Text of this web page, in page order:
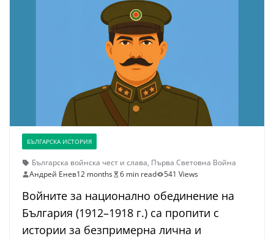
БЪЛГАРСКА ИСТОРИЯ
Българска войнска чест и слава, Първа Световна Война
Андрей Енев12 months 6 min read 541 Views
Войните за национално обединение на
България (1912–1918 г.) са пропити с
истории за безпримерна лична и